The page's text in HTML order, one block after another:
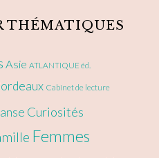
THÉMATIQUES
Asie ATLANTIQUE éd.
Cabinet de lecture
Curiosités
Femmes